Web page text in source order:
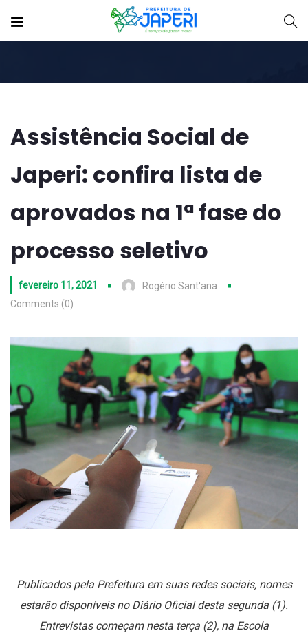
Assistência Social de
Japeri: confira lista de
aprovados na 1ª fase do
processo seletivo
fevereiro 11, 2021
Rogério Sant'ana
Comments (0)
Publicados pela Prefeitura em suas redes sociais, nomes
estarão disponíveis no Diário Oficial desta segunda (1).
Entrevistas começam nesta terça (2), na Escola